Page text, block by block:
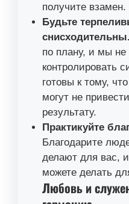
получите взамен.
Будьте
снисходительны.
по плану, и мы не
контролировать
готовы к тому,
могут не
результату.
Практикуйте
Благодарите
делают для вас,
можете делать
Любовь и